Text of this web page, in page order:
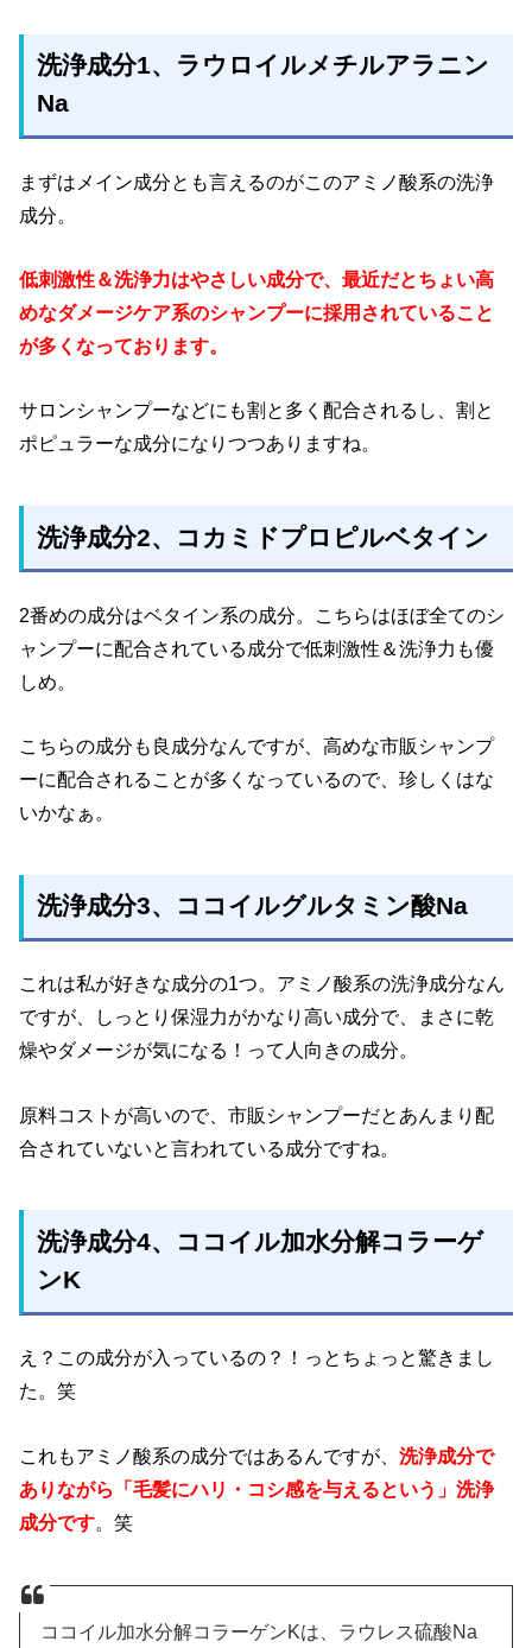
洗浄成分1、ラウロイルメチルアラニン
Na
まずはメイン成分とも言えるのがこのアミノ酸系の洗浄
成分。
低刺激性＆洗浄力はやさしい成分で、最近だとちょい高
めなダメージケア系のシャンプーに採用されていること
が多くなっております。
サロンシャンプーなどにも割と多く配合されるし、割と
ポピュラーな成分になりつつありますね。
洗浄成分2、コカミドプロピルベタイン
2番めの成分はベタイン系の成分。こちらはほぼ全てのシ
ャンプーに配合されている成分で低刺激性＆洗浄力も優
しめ。
こちらの成分も良成分なんですが、高めな市販シャンプ
ーに配合されることが多くなっているので、珍しくはな
いかなぁ。
洗浄成分3、ココイルグルタミン酸Na
これは私が好きな成分の1つ。アミノ酸系の洗浄成分なん
ですが、しっとり保湿力がかなり高い成分で、まさに乾
燥やダメージが気になる！って人向きの成分。
原料コストが高いので、市販シャンプーだとあんまり配
合されていないと言われている成分ですね。
洗浄成分4、ココイル加水分解コラーゲ
ンK
え？この成分が入っているの？！っとちょっと驚きまし
た。笑
これもアミノ酸系の成分ではあるんですが、洗浄成分で
ありながら「毛髪にハリ・コシ感を与えるという」洗浄
成分です 。笑
ココイル加水分解コラーゲンKは、ラウレス硫酸Na